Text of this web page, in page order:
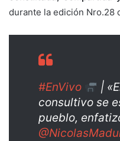
durante la edición Nro.28
#EnVivo
|
consultivo se
pueblo,